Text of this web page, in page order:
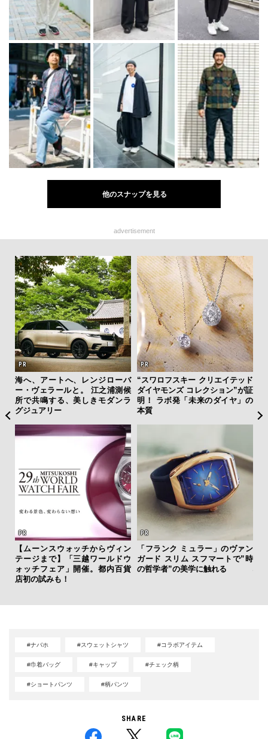
他のスナップを見る
advertisement
海へ、アートへ、レンジローバ
ー・ヴェラールと。 江之浦測候
所で共鳴する、美しきモダンラ
グジュアリー
“スワロフスキー クリエイテッド
ダイヤモンズ コレクション”が証
明！ ラボ発「未来のダイヤ」の
本質
【ムーンスウォッチからヴィン
テージまで】「三越ワールドウ
ォッチフェア」開催。都内百貨
店初の試みも！
「フランク ミュラー」のヴァン
ガード スリム スフマートで”時
の哲学者”の美学に触れる
#ナバホ #スウェットシャツ #コラボアイテム
#巾着バッグ #キャップ #チェック柄
#ショートパンツ #柄パンツ
SHARE